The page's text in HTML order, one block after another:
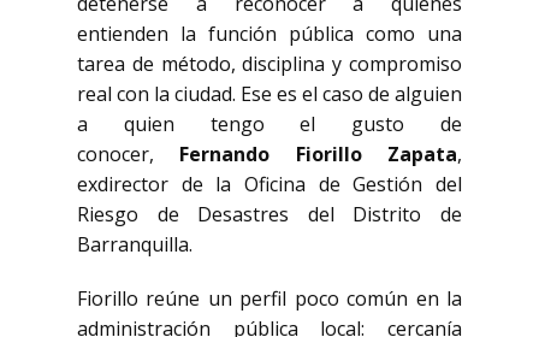
entienden la función pública como una
tarea de método, disciplina y compromiso
real con la ciudad. Ese es el caso de alguien
a quien tengo el gusto de
conocer, Fernando Fiorillo Zapata,
exdirector de la Oficina de Gestión del
Riesgo de Desastres del Distrito de
Barranquilla.
Fiorillo reúne un perfil poco común en la
administración pública local: cercanía